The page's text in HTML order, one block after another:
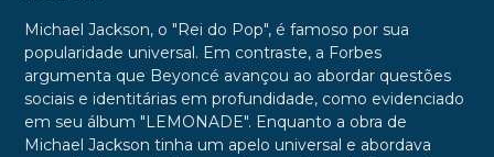
Michael Jackson, o "Rei do Pop", é famoso por sua
popularidade universal. Em contraste, a Forbes
argumenta que Beyoncé avançou ao abordar questões
sociais e identitárias em profundidade, como evidenciado
em seu álbum "LEMONADE". Enquanto a obra de
Michael Jackson tinha um apelo universal e abordava